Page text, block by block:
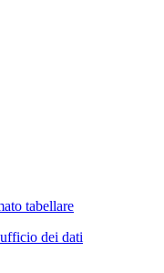
tabellare
dei dati